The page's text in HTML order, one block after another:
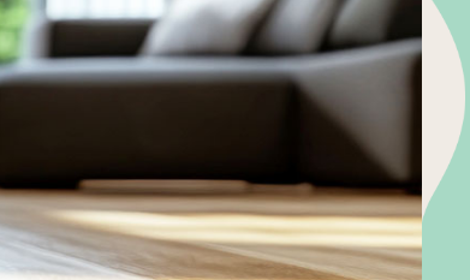
の守プロジェクト
詳しくみる